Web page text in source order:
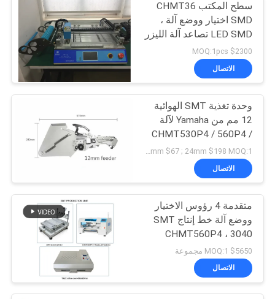
سياسة
الخصوصية
تغذية SMT
آلة SMT الصغيرة
21
آلة SMD Pick و Place
19
سطح المكتب CHMT36
SMD اختيار ووضع آلة ،
LED SMD تصاعد آلة الليزر
صغيرة
$2300 MOQ:1pcs
الاتصال
وحدة تغذية SMT الهوائية
12 مم من Yamaha لآلة
CHMT530P4 / 560P4 /
761 Smt Pnp
الاتصال
متقدمة 4 رؤوس الاختيار
ووضع آلة خط إنتاج SMT
CHMT560P4 ، 3040
الطابعة ، T962C فرن
إعادة التدفق
$5650 MOQ:1 مجموعة
الاتصال